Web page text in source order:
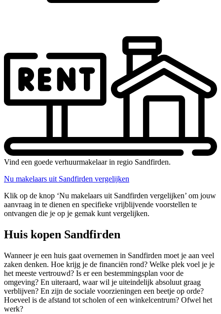
Vind een goede verhuurmakelaar in regio Sandfirden.
Nu makelaars uit Sandfirden vergelijken
Klik op de knop ‘Nu makelaars uit Sandfirden vergelijken’ om jouw
aanvraag in te dienen en specifieke vrijblijvende voorstellen te
ontvangen die je op je gemak kunt vergelijken.
Huis kopen Sandfirden
Wanneer je een huis gaat overnemen in Sandfirden moet je aan veel
zaken denken. Hoe krijg je de financiën rond? Welke plek voel je je
het meeste vertrouwd? Is er een bestemmingsplan voor de
omgeving? En uiteraard, waar wil je uiteindelijk absoluut graag
verblijven? En zijn de sociale voorzieningen een beetje op orde?
Hoeveel is de afstand tot scholen of een winkelcentrum? Ofwel het
werk?